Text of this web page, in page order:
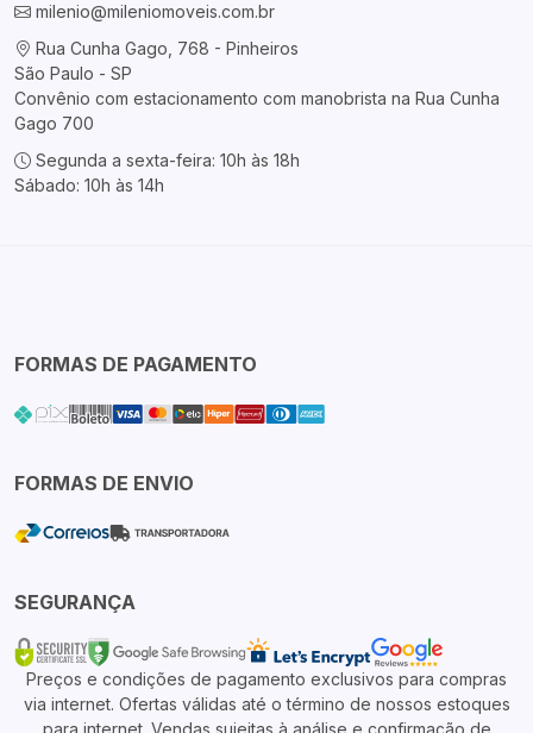
milenio@mileniomoveis.com.br
Rua Cunha Gago, 768 - Pinheiros
São Paulo - SP
Convênio com estacionamento com manobrista na Rua Cunha
Gago 700
Segunda a sexta-feira: 10h às 18h
Sábado: 10h às 14h
FORMAS DE PAGAMENTO
FORMAS DE ENVIO
SEGURANÇA
Preços e condições de pagamento exclusivos para compras
via internet. Ofertas válidas até o término de nossos estoques